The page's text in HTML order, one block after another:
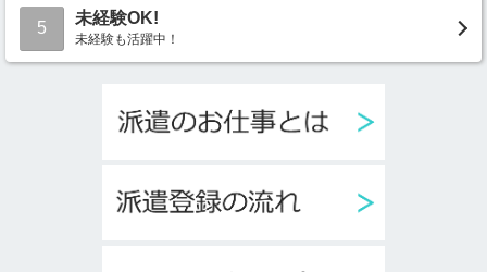
5
未経験OK!
未経験も活躍中！